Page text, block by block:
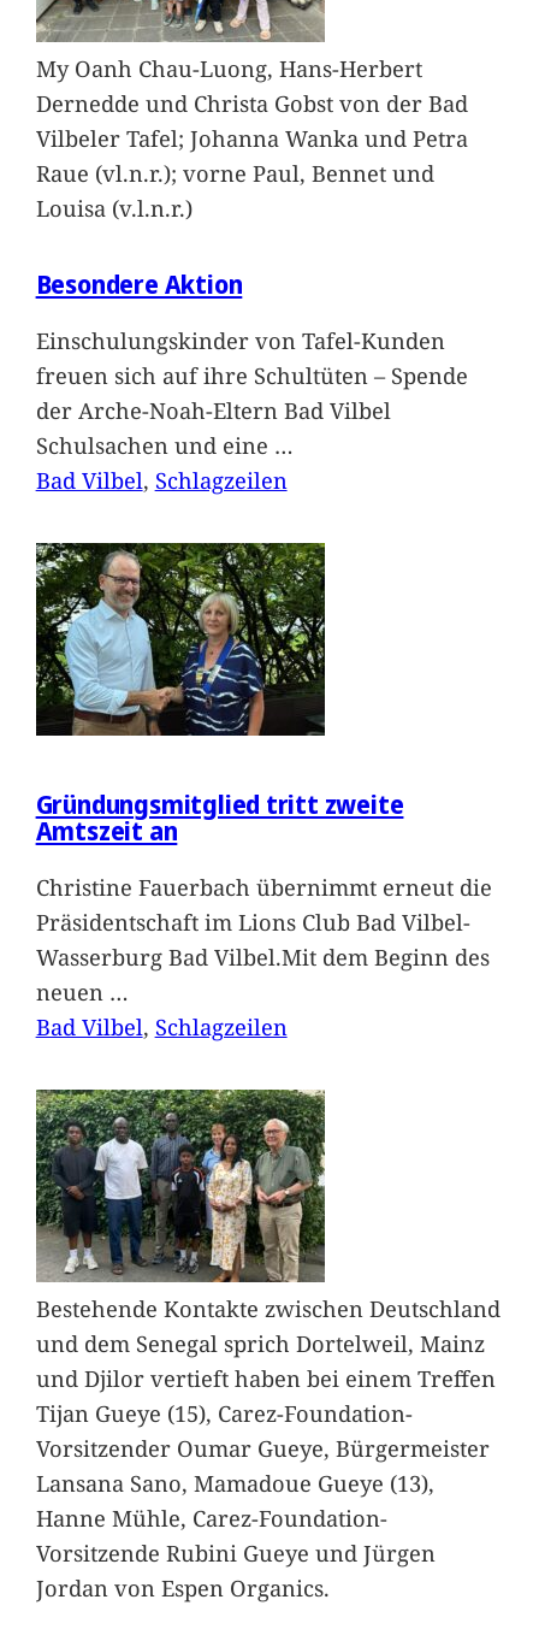
My Oanh Chau-Luong, Hans-Herbert
Dernedde und Christa Gobst von der Bad
Vilbeler Tafel; Johanna Wanka und Petra
Raue (vl.n.r.); vorne Paul, Bennet und
Louisa (v.l.n.r.)
Besondere Aktion
Einschulungskinder von Tafel-Kunden
freuen sich auf ihre Schultüten – Spende
der Arche-Noah-Eltern Bad Vilbel
Schulsachen und eine …
Bad Vilbel, Schlagzeilen
Gründungsmitglied tritt zweite
Amtszeit an
Christine Fauerbach übernimmt erneut die
Präsidentschaft im Lions Club Bad Vilbel-
Wasserburg Bad Vilbel.Mit dem Beginn des
neuen …
Bad Vilbel, Schlagzeilen
Bestehende Kontakte zwischen Deutschland
und dem Senegal sprich Dortelweil, Mainz
und Djilor vertieft haben bei einem Treffen
Tijan Gueye (15), Carez-Foundation-
Vorsitzender Oumar Gueye, Bürgermeister
Lansana Sano, Mamadoue Gueye (13),
Hanne Mühle, Carez-Foundation-
Vorsitzende Rubini Gueye und Jürgen
Jordan von Espen Organics.